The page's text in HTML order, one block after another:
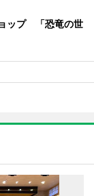
ップ 「恐竜の世